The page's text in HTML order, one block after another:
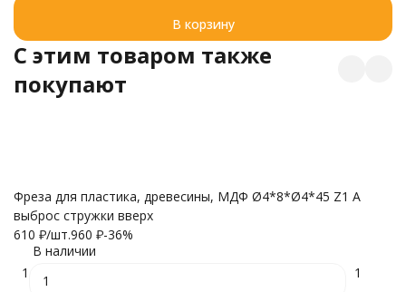
В корзину
C этим товаром также
покупают
Фреза для пластика, древесины, МДФ Ø4*8*Ø4*45 Z1 A
выброс стружки вверх
610 ₽/шт.960 ₽-36%
В наличии
1
1